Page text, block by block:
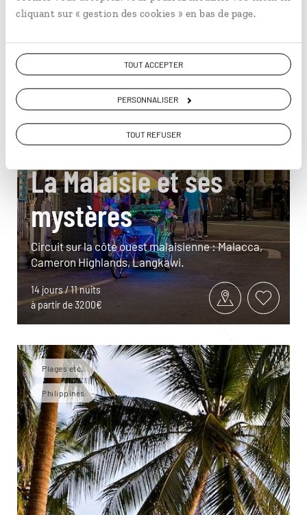
cliquant sur « gestion des cookies » en bas de page.
TOUT ACCEPTER
PERSONNALISER
TOUT REFUSER
La Malaisie et ses
mystères
Circuit sur la côte ouest malaisienne : Malacca,
Cameron Highlands, Langkawi.
14 jours / 11 nuits
à partir de 3200€
Plages etc.
Philippines